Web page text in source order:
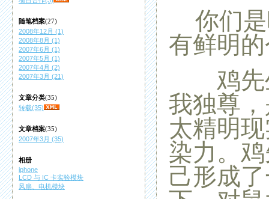
随笔档案(27)
2008年12月 (1)
2008年8月 (1)
2007年6月 (1)
2007年5月 (1)
2007年4月 (2)
2007年3月 (21)
文章分类(35)
转载(35)
文章档案(35)
2007年3月 (35)
相册
iphone
LCD 与 IC 卡实验模块
风扇、电机模块
你们是
有鲜明
鸡先生
我独尊
太精明
染力。
己形成